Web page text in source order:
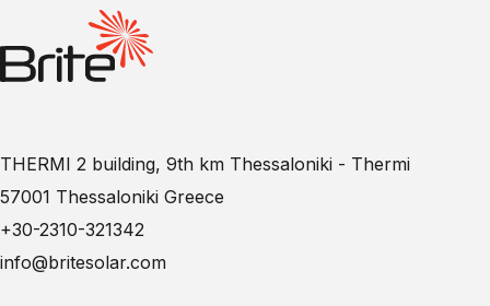
THERMI 2 building, 9th km Thessaloniki - Thermi
57001 Thessaloniki Greece
+30-2310-321342
info@britesolar.com